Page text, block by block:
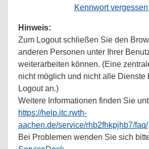
Kennwort
Hinweis:
Zum Logout schließen Sie den
anderen Personen unter Ihrer
weiterarbeiten können. (Eine
nicht möglich und nicht alle Dienste
Logout an.)
Weitere Informationen finden Sie
https://help.itc.rwth-
aachen.de/service/rhb2fhkpjhb7/faq/
Bei Problemen wenden Sie sich